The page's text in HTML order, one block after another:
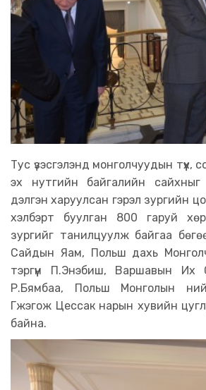
Тус үзэсгэлэнд монголчуудын түүх,
эх нутгийн байгалийн
дэлгэн харуулсан гэрэл зургийн
хэлбэрт буулган 800 гаруй
зургийг танилцуулж байгаа
Сайдын Яам, Польш дахь
тэргүүн П.Энэбиш, Варшавын Их
Р.Бямбаа, Польш Монголын
Гжэгож Цессак нарын хувийн
байна.